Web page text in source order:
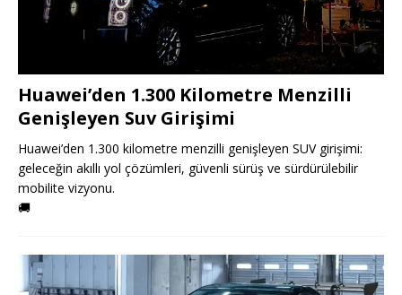
Huawei’den 1.300 Kilometre Menzilli
Genişleyen Suv Girişimi
Huawei’den 1.300 kilometre menzilli genişleyen SUV girişimi:
geleceğin akıllı yol çözümleri, güvenli sürüş ve sürdürülebilir
mobilite vizyonu.
🚚